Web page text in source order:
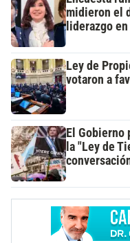
midieron el
liderazgo
Ley de
votaron a
El Gobierno
la "Ley de